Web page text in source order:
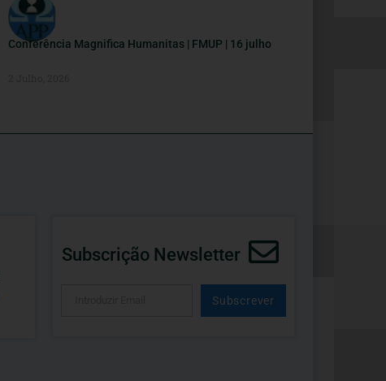
Conferência Magnifica Humanitas | FMUP | 16 julho
Subscrição Newsletter
Subscrever